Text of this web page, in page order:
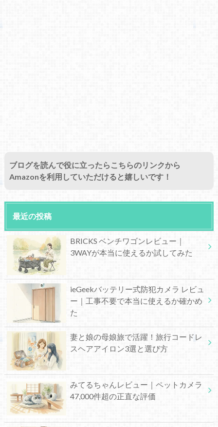
ブログを読んで役に立ったらこちらのリンクから
Amazonを利用していただけると嬉しいです！
最近の投稿
BRICKS ベンチワゴンレビュー｜
3WAYが本当に使えるか試してみた
ieGeekバッテリー式防犯カメラ レビュ
ー｜工事不要で本当に使えるか確かめ
た
妻と娘の母娘旅で活躍！旅行コードレ
スヘアアイロン3選と選び方
みてるちゃんレビュー｜ペットカメラ
47,000件超の正直な評価